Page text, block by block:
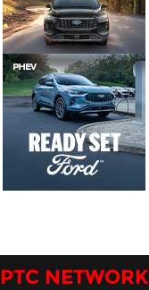
PTC NETWORK